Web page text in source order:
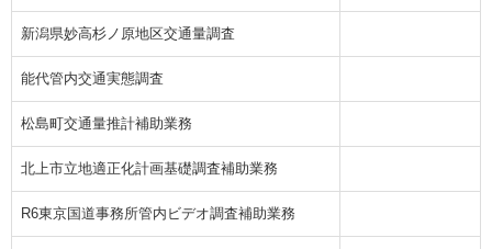
新潟県妙高杉ノ原地区交通量調査
能代管内交通実態調査
松島町交通量推計補助業務
北上市立地適正化計画基礎調査補助業務
R6東京国道事務所管内ビデオ調査補助業務